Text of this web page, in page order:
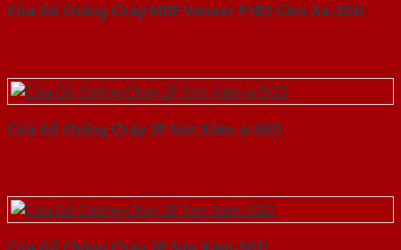
Cửa Gỗ Chống Cháy MDF Veneer P1R2 Căm Xe-SGD
Cửa Gỗ Chống Cháy 2P Sơn Xám-a-SGD